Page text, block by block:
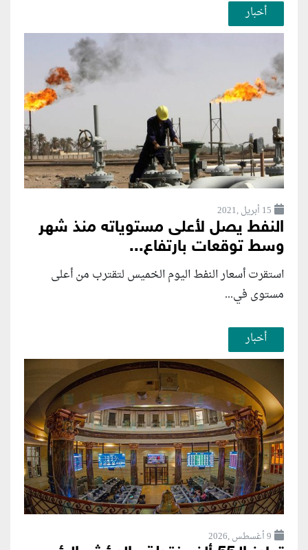
أخبار
15 أبريل ,2021
النفط يصل لأعلى مستوياته منذ شهر
وسط توقعات بارتفاع...
استقرت أسعار النفط اليوم الخميس لتقترب من أعلى
مستوى في...
أخبار
9 أغسطس ,2026